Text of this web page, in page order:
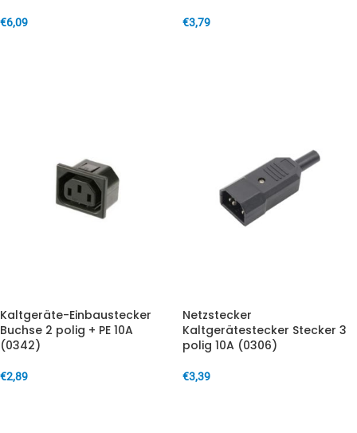
€6,09 €3,79
Kaltgeräte-Einbaustecker
Buchse 2 polig + PE 10A
(0342)
€2,89
Netzstecker
Kaltgerätestecker Stecker 3
polig 10A (0306)
€3,39